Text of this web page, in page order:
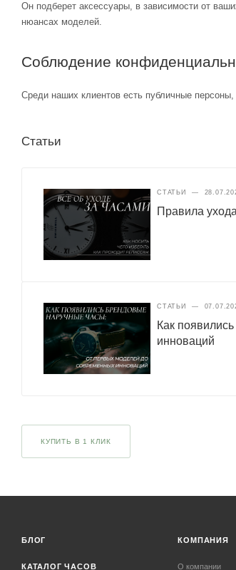
Он подберет аксессуары, в зависимости от
нюансах моделей.
Соблюдение
Среди наших клиентов есть публичные
Статьи
СТАТЬИ —
Правила
СТАТЬИ —
Как
инноваций
КУПИТЬ В 1 КЛИК
БЛОГ
КАТАЛОГ ЧАСОВ
КОМПАНИЯ
О компании